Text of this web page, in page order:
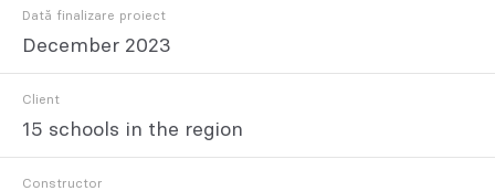
Dată finalizare proiect
December 2023
Client
15 schools in the region
Constructor